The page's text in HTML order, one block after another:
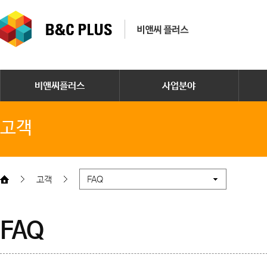
비앤씨플러스 사업분야
고객
고객 FAQ
FAQ